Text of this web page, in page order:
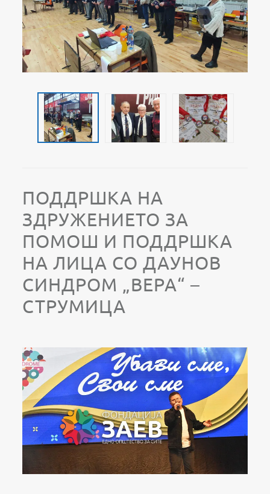
ПОДДРШКА НА
ЗДРУЖЕНИЕТО ЗА
ПОМОШ И ПОДДРШКА
НА ЛИЦА СО ДАУНОВ
СИНДРОМ „ВЕРА“ –
СТРУМИЦА